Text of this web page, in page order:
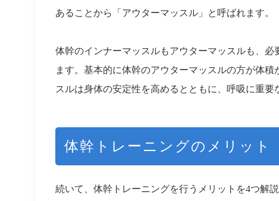
あることから「アウターマッスル」と呼ばれます。
体幹のインナーマッスルもアウターマッスルも、
ます。基本的に体幹のアウターマッスルの方が体
スルは身体の安定性を高めるとともに、呼吸に重要
体幹トレーニングのメリット
続いて、体幹トレーニングを行うメリットを4つ解説